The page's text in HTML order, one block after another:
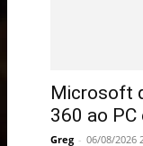
Microsoft
360 ao PC
Greg - 06/08/2026